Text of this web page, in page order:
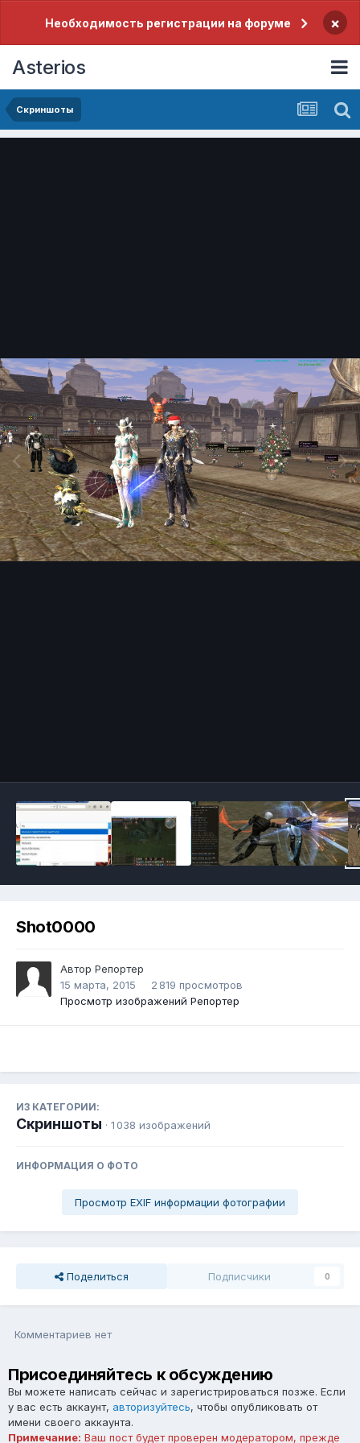
Необходимость регистрации на форуме ×
Asterios
Скриншоты
Shot0000
Автор Репортер
15 марта, 2015
2 819 просмотров
Просмотр изображений Репортер
ИЗ КАТЕГОРИИ:
Скриншоты · 1 038 изображений
ИНФОРМАЦИЯ О ФОТО
Просмотр EXIF информации фотографии
Поделиться Подписчики 0
Комментариев нет
Присоединяйтесь к обсуждению
Вы можете написать сейчас и зарегистрироваться позже. Если
у вас есть аккаунт, авторизуйтесь, чтобы опубликовать от
имени своего аккаунта.
Примечание: Ваш пост будет проверен модератором, прежде